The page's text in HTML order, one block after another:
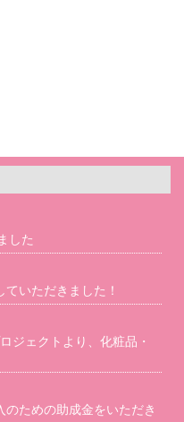
した
いただきました！
ジェクトより、化粧品・
ための助成金をいただき